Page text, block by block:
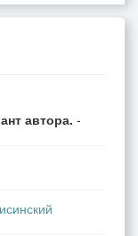
автора. -